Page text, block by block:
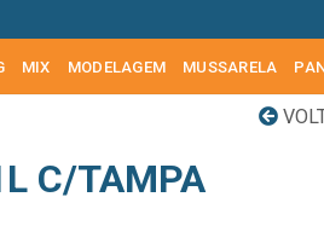
MIX MODELAGEM MUSSARELA
C/TAMPA